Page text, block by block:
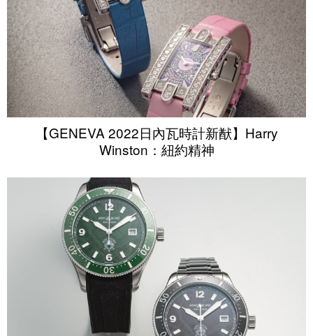
【GENEVA 2022日內瓦時計新猷】Harry
Winston：紐約精神